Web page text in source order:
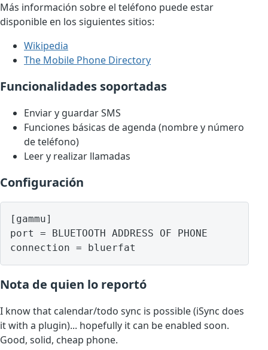
Más información sobre el teléfono puede estar
disponible en los siguientes sitios:
Wikipedia
The Mobile Phone Directory
Funcionalidades soportadas
Enviar y guardar SMS
Funciones básicas de agenda (nombre y número
de teléfono)
Leer y realizar llamadas
Configuración
[gammu]
port = BLUETOOTH ADDRESS OF PHONE
Nota de quien lo reportó
I know that calendar/todo sync is possible (iSync does
it with a plugin)... hopefully it can be enabled soon.
Good, solid, cheap phone.